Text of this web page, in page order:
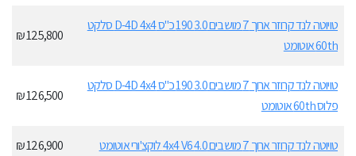
טויוטה לנד קרוזר ארוך 7 מושבים 3.0 190 כ"ס D-4D 4x4 סלקט
60th אוטומט
125,800 ₪
טויוטה לנד קרוזר ארוך 7 מושבים 3.0 190 כ"ס D-4D 4x4 סלקט
פלוס 60th אוטומט
126,500 ₪
טויוטה לנד קרוזר ארוך 7 מושבים 4.0 4x4 V6 לוקצ'ורי אוטומט 126,900 ₪